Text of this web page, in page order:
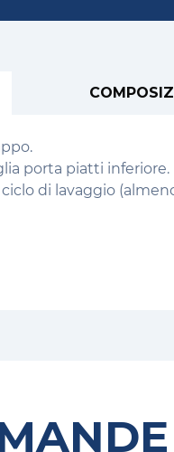
porta piatti inferiore.
di lavaggio